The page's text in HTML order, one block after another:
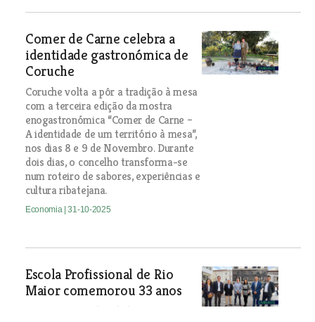
Comer de Carne celebra a
identidade gastronómica de
Coruche
Coruche volta a pôr a tradição à mesa
com a terceira edição da mostra
enogastronómica “Comer de Carne –
A identidade de um território à mesa”,
nos dias 8 e 9 de Novembro. Durante
dois dias, o concelho transforma-se
num roteiro de sabores, experiências e
cultura ribatejana.
Economia | 31-10-2025
Escola Profissional de Rio
Maior comemorou 33 anos